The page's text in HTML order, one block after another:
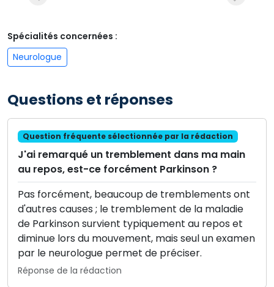
Spécialités concernées :
Neurologue
Questions et réponses
Question fréquente sélectionnée par la rédaction
J'ai remarqué un tremblement dans ma main
au repos, est-ce forcément Parkinson ?
Pas forcément, beaucoup de tremblements ont
d'autres causes ; le tremblement de la maladie
de Parkinson survient typiquement au repos et
diminue lors du mouvement, mais seul un examen
par le neurologue permet de préciser.
Réponse de la rédaction